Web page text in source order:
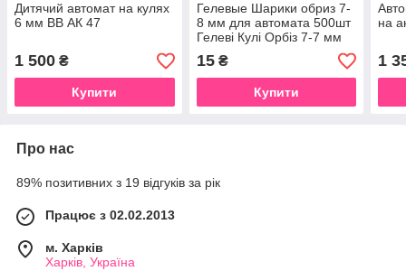
Дитячий автомат на кулях
6 мм ВВ АК 47
1 500 ₴
Купити
Гелевые Шарики обриз 7-
8 мм для автомата 500шт
Гелеві Кулі Орбіз 7-7 мм
для іграшкової зброї
15₴
Купити
на
1
Про нас
89% позитивних з 19 відгуків за рік
Працює з 02.02.2013
м. Харків
Харків, Україна